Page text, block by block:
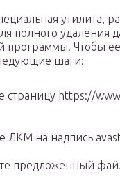
утилита,
полного удаления
программы. Чтобы ее
шаги:
страницу https://
ЛКМ на надпись
предложенный